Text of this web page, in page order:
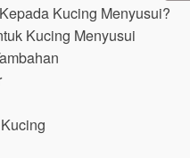
Kucing Menyusui?
Kucing Menyusui